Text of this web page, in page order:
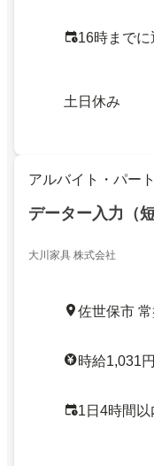
16時までに
土日休み
アルバイト・パート
データー入力（
大川家具 株式会社
佐世保市
時給1,031円
1日4時間以